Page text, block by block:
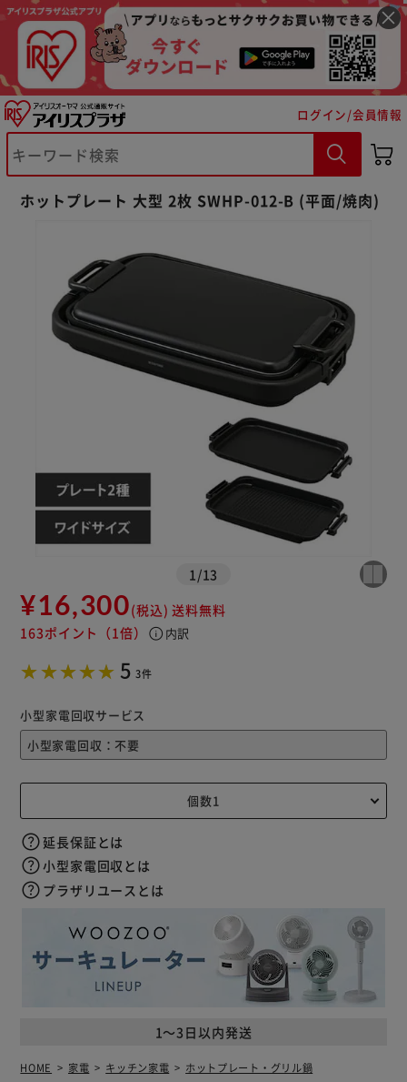
ログイン/会員情報
ホットプレート 大型 2枚 SWHP-012-B (平面/焼肉)
1 /13
¥16,300(税込) 送料無料
163ポイント （1倍） info 内訳
5 3件
1～3日以内発送
小型家電回収サービス
延長保証とは
小型家電回収とは
プラザリユースとは
HOME 家電 キッチン家電
ホットプレート・グリル鍋
カートに入れる